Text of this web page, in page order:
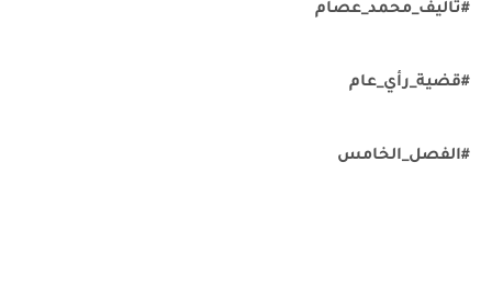
#تأليف_محمد_عصام
#قضية_رأي_عام
#الفصل_الخامس